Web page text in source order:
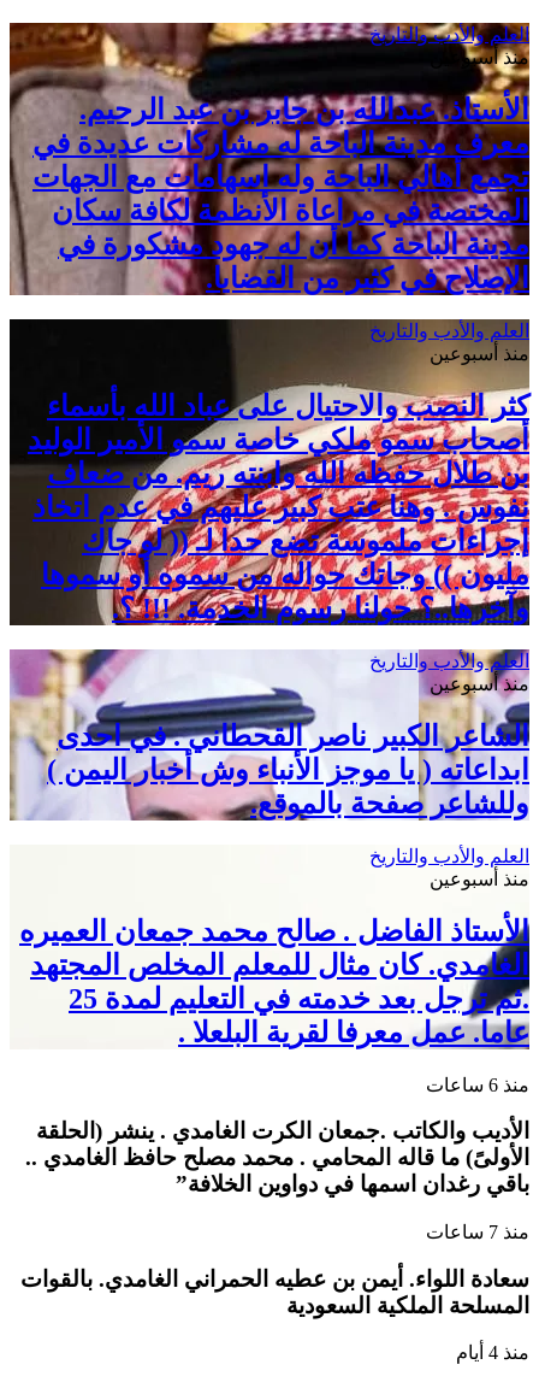
العلم والأدب والتاريخ
منذ أسبوعين
الأستاذ. عبدالله بن جابر بن عبد الرحيم.
معرف مدينة الباحة له مشاركات عديدة في
تجمع أهالي الباحة وله اسهامات مع الجهات
المختصة في مراعاة الأنظمة لكافة سكان
مدينة الباحة كما أن له جهود مشكورة في
الإصلاح في كثير من القضايا.
العلم والأدب والتاريخ
منذ أسبوعين
كثر النصب والاحتيال على عباد الله بأسماء
أصحاب سمو ملكي خاصة سمو الأمير الوليد
بن طلال حفظه الله وابنته ريم. من ضعاف
نفوس . وهنا عتب كبير عليهم في عدم اتخاذ
إجراءات ملموسة تضع حدا لـ (( لو جاك
مليون )) وجاتك حواله من سموه أو سموها
وآخرها..؟ حولنا رسوم الخدمة. !!! ؟.
العلم والأدب والتاريخ
منذ أسبوعين
الشاعر الكبير ناصر القحطاني . في احدى
ابداعاته ( يا موجز الأنباء وش أخبار اليمن )
وللشاعر صفحة بالموقع.
العلم والأدب والتاريخ
منذ أسبوعين
الأستاذ الفاضل . صالح محمد جمعان العميره
الغامدي. كان مثال للمعلم المخلص المجتهد
.ثم ترجل بعد خدمته في التعليم لمدة 25
عاما. عمل معرفا لقرية البلعلا .
منذ 6 ساعات
الأديب والكاتب .جمعان الكرت الغامدي . ينشر (الحلقة
الأولىً) ما قاله المحامي . محمد مصلح حافظ الغامدي ..
باقي رغدان اسمها في دواوين الخلافة”
منذ 7 ساعات
سعادة اللواء. أيمن بن عطيه الحمراني الغامدي. بالقوات
المسلحة الملكية السعودية
منذ 4 أيام